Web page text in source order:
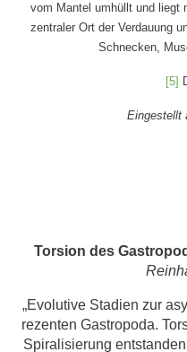
vom Mantel umhüllt und liegt
zentraler Ort der Verdauung
Schnecken,
[5]
Eingestellt
Torsion des
„Evolutive Stadien zur
rezenten Gastropoda.
Spiralisierung